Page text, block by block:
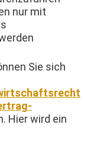
nur mit
Sie sich
Hier wird ein